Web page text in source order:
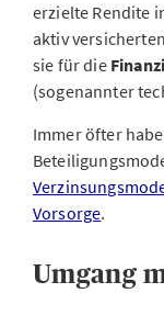
erzielte Rendite
aktiv
sie für die
(sogenannter
Immer öfter
Vorsorge.
Umgang